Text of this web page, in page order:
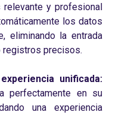
relevante y profesional
los datos
eliminando la entrada
registros precisos.
unificada:
perfectamente en su
una experiencia